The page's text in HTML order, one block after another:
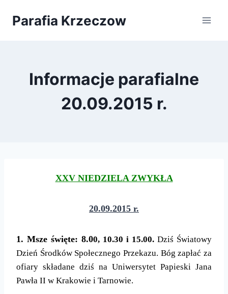
Parafia Krzeczow
Informacje parafialne
20.09.2015 r.
XXV NIEDZIELA ZWYKŁA
20.09.2015 r.
1. Msze święte: 8.00, 10.30 i 15.00. Dziś Światowy
Dzień Środków Społecznego Przekazu. Bóg zapłać za
ofiary składane dziś na Uniwersytet Papieski Jana
Pawła II w Krakowie i Tarnowie.